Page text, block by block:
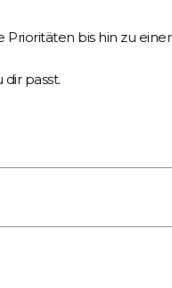
bis hin zu
passt.